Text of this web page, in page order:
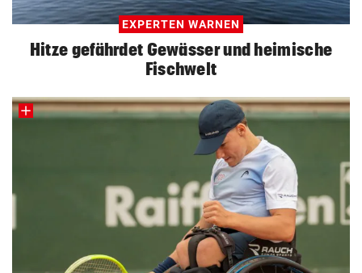
EXPERTEN WARNEN
Hitze gefährdet Gewässer und heimische
Fischwelt